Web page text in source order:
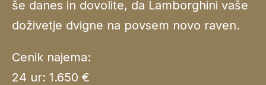
še danes in dovolite, da Lamborghini vaše
doživetje dvigne na povsem novo raven.
Cenik najema:
24 ur: 1.650 €